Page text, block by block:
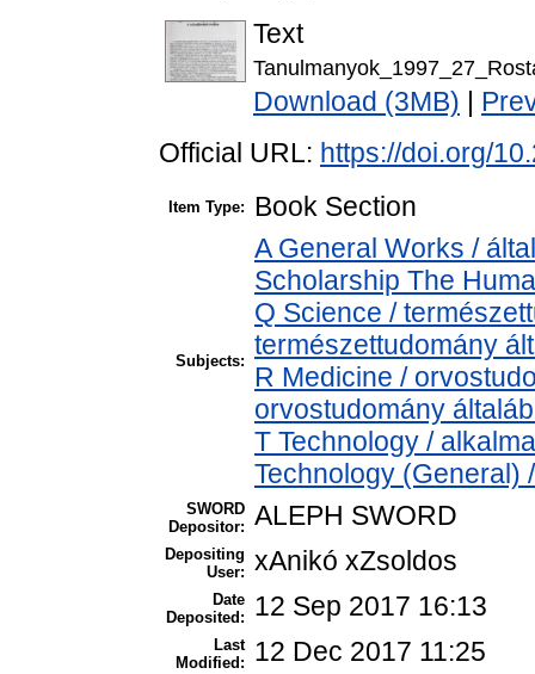
Text
Download (3MB)
Official URL: https://doi.org/
Item Type: Book Section
Subjects:
A General Works /
Scholarship The
Q Science /
természettudomány
R Medicine /
orvostudomány
T Technology /
Technology (General)
SWORD
Depositor: ALEPH SWORD
Depositing
User: xAnikó xZsoldos
Date
Deposited:
12 Sep 2017 16:13
Last
Modified:
12 Dec 2017 11:25